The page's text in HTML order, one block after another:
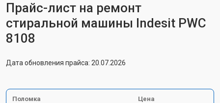
Прайс-лист на ремонт
стиральной машины Indesit PWC
8108
Дата обновления прайса: 20.07.2026
Поломка Цена